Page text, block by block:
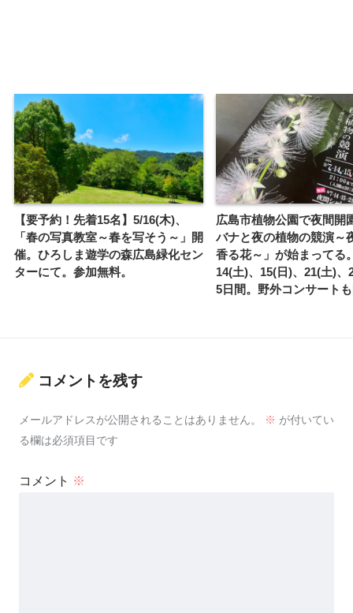
【要予約！先着15名】5/16(木)、
「春の写真教室～春を写そう～」開
催。ひろしま遊学の森広島緑化セン
ターにて。参加無料。
広島市植物公園で夜間開
バナと夜の植物の競演～
香る花～」が始まってる
14(土)、15(日)、21(土)、
5日間。野外コンサート
コメントを残す
メールアドレスが公開されることはありません。 ※ が付いてい
る欄は必須項目です
コメント ※